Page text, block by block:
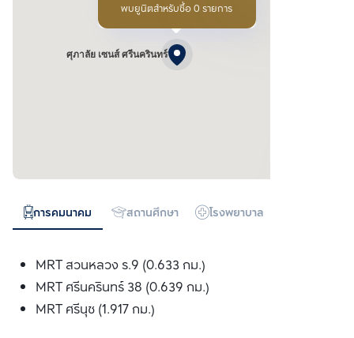
ศุภาลัย เซนส์ ศรีนครินทร์
พบยูนิตสำหรับซื้อ 0 รายการ
การคมนาคม สถานศึกษา โรงพยาบาล
MRT สวนหลวง ร.9 (0.633 กม.)
MRT ศรีนครินทร์ 38 (0.639 กม.)
MRT ศรีนุช (1.917 กม.)